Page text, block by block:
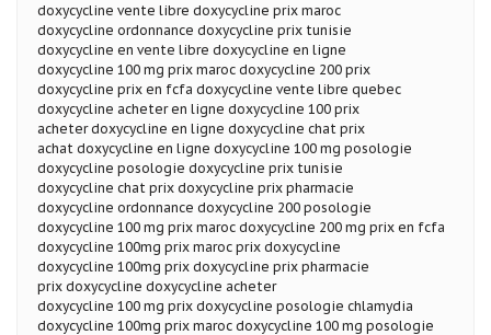
doxycycline vente libre doxycycline prix maroc
doxycycline ordonnance doxycycline prix tunisie
doxycycline en vente libre doxycycline en ligne
doxycycline 100 mg prix maroc doxycycline 200 prix
doxycycline prix en fcfa doxycycline vente libre quebec
doxycycline acheter en ligne doxycycline 100 prix
acheter doxycycline en ligne doxycycline chat prix
achat doxycycline en ligne doxycycline 100 mg posologie
doxycycline posologie doxycycline prix tunisie
doxycycline chat prix doxycycline prix pharmacie
doxycycline ordonnance doxycycline 200 posologie
doxycycline 100 mg prix maroc doxycycline 200 mg prix en fcfa
doxycycline 100mg prix maroc prix doxycycline
doxycycline 100mg prix doxycycline prix pharmacie
prix doxycycline doxycycline acheter
doxycycline 100 mg prix doxycycline posologie chlamydia
doxycycline 100mg prix maroc doxycycline 100 mg posologie